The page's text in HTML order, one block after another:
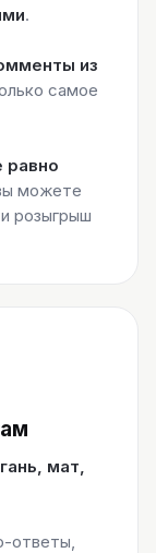
.
из
самое
равно
можете
розыгрыш
мат,
ответы,